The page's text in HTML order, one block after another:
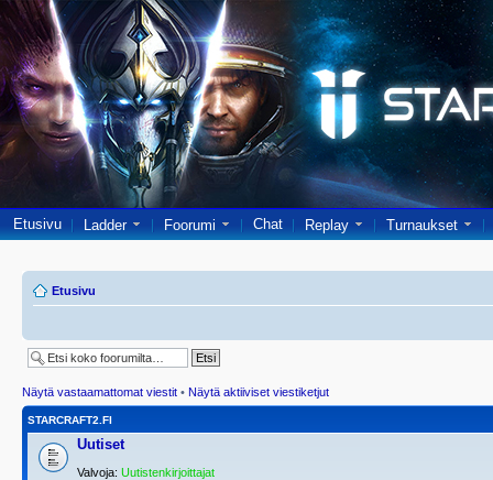
Etusivu Ladder Foorumi Chat Replay Turnaukset
Etusivu
Näytä vastaamattomat viestit • Näytä aktiiviset viestiketjut
STARCRAFT2.FI
Uutiset
Valvoja: Uutistenkirjoittajat